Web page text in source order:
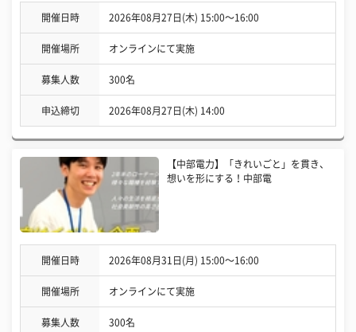
開催日時 2026年08月27日(木) 15:00〜16:00
開催場所 オンラインにて実施
募集人数 300名
申込締切 2026年08月27日(木) 14:00
【中部電力】「きれいごと」を貫き、
想いを形にする！中部電
開催日時 2026年08月31日(月) 15:00〜16:00
開催場所 オンラインにて実施
募集人数 300名